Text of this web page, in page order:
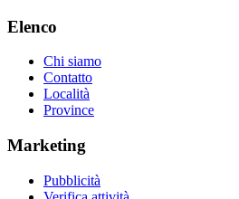
Elenco
Chi siamo
Contatto
Località
Province
Marketing
Pubblicità